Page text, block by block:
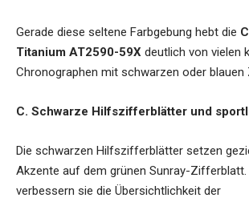
Gerade diese seltene Farbgebung hebt die
Titanium AT2590-59X deutlich von vielen
Chronographen mit schwarzen oder blauen
C. Schwarze Hilfszifferblätter und
Die schwarzen Hilfszifferblätter setzen
Akzente auf dem grünen Sunray-Zifferblatt.
verbessern sie die Übersichtlichkeit der